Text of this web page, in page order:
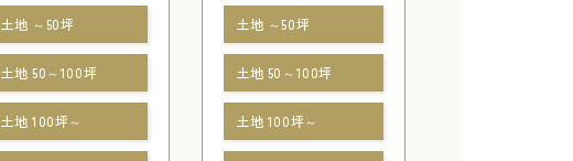
土地 ～50坪
土地 50～100坪
土地 100坪～
土地 ～50坪
土地 50～100坪
土地 100坪～